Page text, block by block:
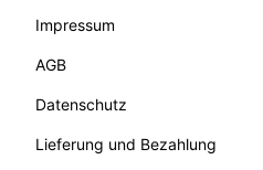
Impressum
AGB
Datenschutz
Lieferung und Bezahlung